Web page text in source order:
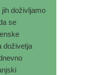
doživljamo
se
doživetja